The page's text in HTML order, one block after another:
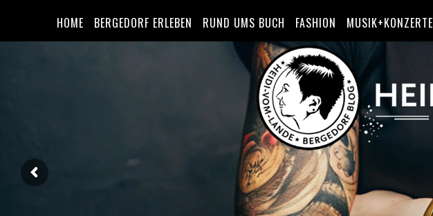
HOME BERGEDORF ERLEBEN RUND UMS BUCH FASHION MUSIK+KONZERTE